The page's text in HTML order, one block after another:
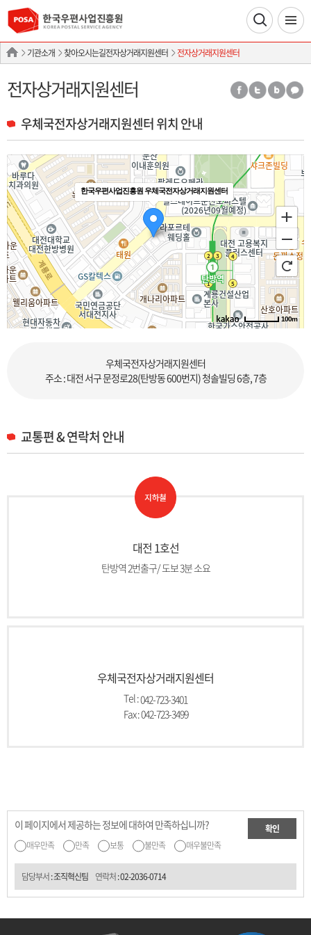
기관소개 찾아오시는길전자상거래지원센터 전자상거래지원센터
전자상거래지원센터
우체국전자상거래지원센터 위치 안내
한국우편사업진흥원 우체국전자상거래지원센터
100m
우체국전자상거래지원센터
주소 : 대전 서구 문정로28(탄방동 600번지) 청솔빌딩 6층, 7층
교통편 & 연락처 안내
대전 1호선
탄방역 2번출구/ 도보 3분 소요
우체국전자상거래지원센터
Tel :042-723-3401
Fax : 042-723-3499
이 페이지에서 제공하는 정보에 대하여 만족하십니까?
매우만족 만족 보통 불만족 매우불만족
확인
담당부서 : 조직혁신팀 연락처 :02-2036-0714